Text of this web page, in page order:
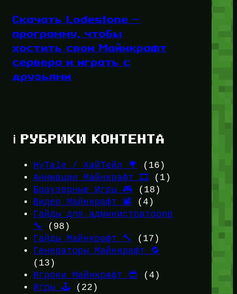
Скачать Lodestone —
программу, чтобы
хостить свои Майнкрафт
сервера и играть с
друзьями
ℹ️ РУБРИКИ КОНТЕНТА
HyTale / ХайТейл 🌳
(16)
Анимации Майнкрафт 🎞️ (1)
Браузерные Игры 🎮 (18)
Видео Майнкрафт 📽️ (4)
Гайды для администраторов
🔧
(98)
Гайды Майнкрафт 🔨
(17)
Генераторы Майнкрафт 🔁
(13)
Игроки Майнкрафт 😎 (4)
Игры 🕹️ (22)